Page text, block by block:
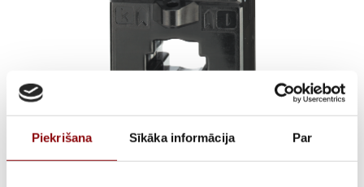
Piekrišana Sīkāka informācija Par